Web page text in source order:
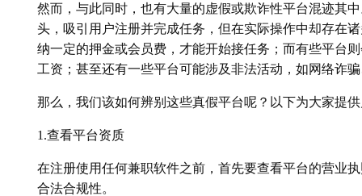
然而，与此同时，也有大量的虚假或欺诈性平台混迹其
头，吸引用户注册并完成任务，但在实际操作中却存在
纳一定的押金或会员费，才能开始接任务；而有些平台
工资；甚至还有一些平台可能涉及非法活动，如网络诈
那么，我们该如何辨别这些真假平台呢？以下为大家提
1.查看平台资质
在注册使用任何兼职软件之前，首先要查看平台的营业
合法合规性。